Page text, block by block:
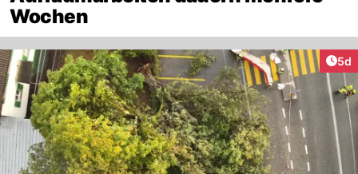
Wochen
5d